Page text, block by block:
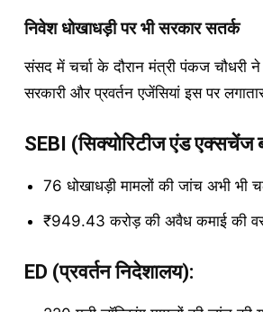
निवेश धोखाधड़ी पर भी सरकार सतर्क
संसद में चर्चा के दौरान मंत्री पंकज चौधरी
सरकारी और प्रवर्तन एजेंसियां इस पर
SEBI (सिक्योरिटीज एंड एक्सचेंज
76 धोखाधड़ी मामलों की जांच अभी
₹949.43 करोड़ की अवैध कमाई की
ED (प्रवर्तन निदेशालय):